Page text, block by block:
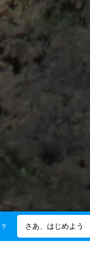
さあ、はじめよう